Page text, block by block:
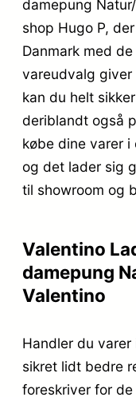
damepung
shop Hugo P,
Danmark med
vareudvalg giver
kan du helt
deriblandt også
købe dine varer
og det lader sig
til showroom og
Valentino
damepung
Valentino
Handler du
sikret lidt bedre
foreskriver for